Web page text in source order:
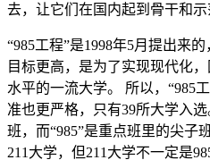
去，让它们在国内起到骨干和示
“985工程”是1998年5月提出来
目标更高，是为了实现现代化
水平的一流大学。 所以，“985
准也更严格，只有39所大学入
班，而“985”是重点班里的尖子
211大学，但211大学不一定是